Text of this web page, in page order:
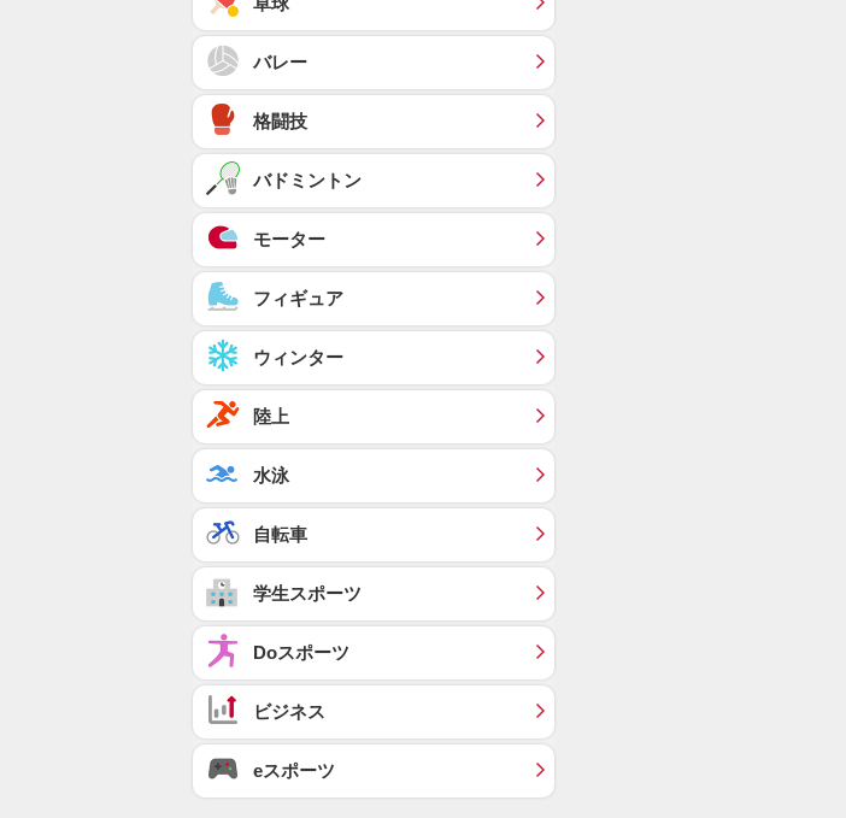
バレー
格闘技
バドミントン
モーター
フィギュア
ウィンター
陸上
水泳
自転車
学生スポーツ
Doスポーツ
ビジネス
eスポーツ